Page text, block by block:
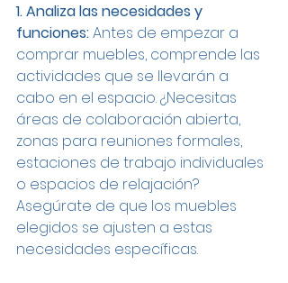
1. Analiza las necesidades y
funciones: Antes de empezar a
comprar muebles, comprende las
actividades que se llevarán a
cabo en el espacio. ¿Necesitas
áreas de colaboración abierta,
zonas para reuniones formales,
estaciones de trabajo individuales
o espacios de relajación?
Asegúrate de que los muebles
elegidos se ajusten a estas
necesidades específicas.